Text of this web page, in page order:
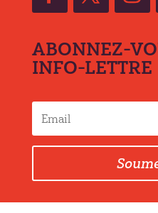
ABONNEZ-
INFO-LETTRE